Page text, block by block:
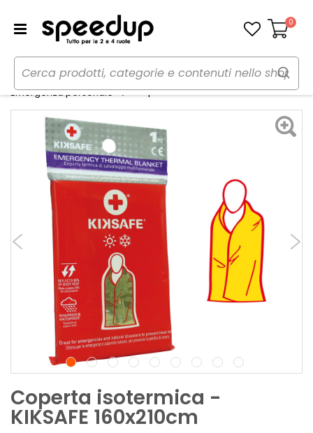
Carrello
0
Home Auto
Emergenza e sicurezza
Emergenza personale
Coperta isotermica - KIKSAFE
Coperta isotermica -
KIKSAFE 160x210cm